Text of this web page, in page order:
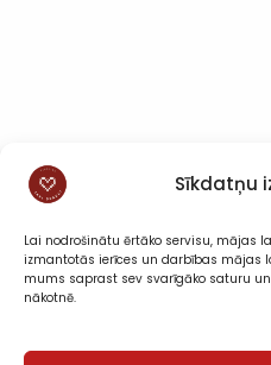
Sīkdatņu
Lai nodrošinātu ērtāko servisu, mājas
izmantotās ierīces un darbības mājas
mums saprast sev svarīgāko saturu
nākotnē.